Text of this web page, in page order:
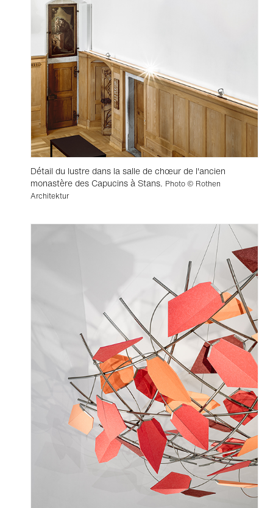
Détail du lustre dans la salle de chœur de l'ancien
monastère des Capucins à Stans. Photo © Rothen
Architektur